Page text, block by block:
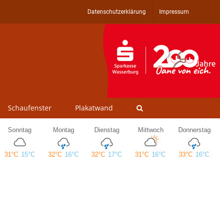
Datenschutzerklärung Impressum
Schaufenster Plakatwand